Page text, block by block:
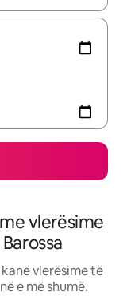
vlerësime
vlerësime të
e më shumë.